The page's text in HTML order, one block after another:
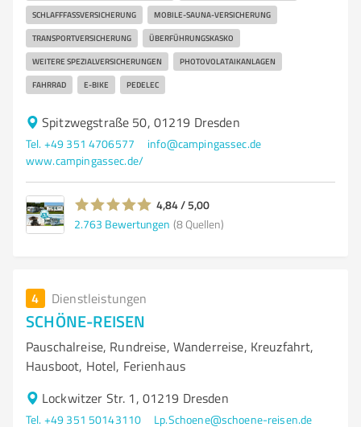
SCHLAFFFASSVERSICHERUNG MOBILE-SAUNA-VERSICHERUNG
TRANSPORTVERSICHERUNG ÜBERFÜHRUNGSKASKO
WEITERE SPEZIALVERSICHERUNGEN PHOTOVOLATAIKANLAGEN
FAHRRAD E-BIKE PEDELEC
Spitzwegstraße 50, 01219 Dresden
Tel. +49 351 4706577
info@campingassec.de
www.campingassec.de/
4,84 / 5,00
2.763 Bewertungen (8 Quellen)
4 Dienstleistungen
SCHÖNE-REISEN
Pauschalreise, Rundreise, Wanderreise, Kreuzfahrt,
Hausboot, Hotel, Ferienhaus
Lockwitzer Str. 1, 01219 Dresden
Tel. +49 351 50143110 Lp.Schoene@schoene-reisen.de